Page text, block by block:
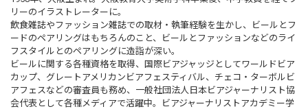
リーのイラストレーターに。
飲食雑誌やファッション雑誌での取材・執筆経験を生かし、ビールとフ
ードのペアリングはもちろんのこと、ビールとファッションなどのライ
フスタイルとのペアリングに造詣が深い。
ビールに関する各種資格を取得、国際ビアジャッジとしてワールドビア
カップ、グレートアメリカンビアフェスティバル、チェコ・ターボルビ
アフェスなどの審査員も務め、一般社団法人日本ビアジャーナリスト協
会代表として各種メディアで活躍中。ビアジャーナリストアカデミー学